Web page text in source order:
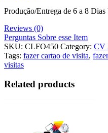
Produção/Entrega de 6 a 8 Dias
Reviews (0)
Perguntas Sobre esse Item
SKU: CLFO450 Category: CV
Tags: fazer cartao de visita,
visitas
Related products